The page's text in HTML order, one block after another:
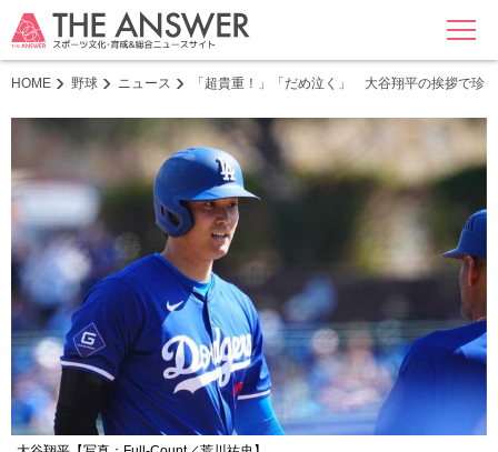
MENU
HOME 野球 ニュース 「超貴重！」「だめ泣く」 大谷翔平の挨拶で珍